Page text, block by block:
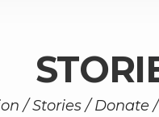
/Stories/Donate /